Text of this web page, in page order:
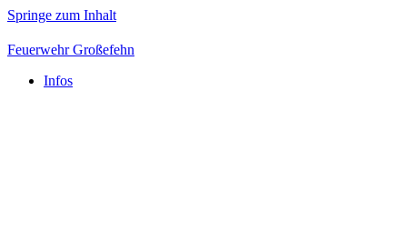
Springe zum Inhalt
Feuerwehr Großefehn
Infos